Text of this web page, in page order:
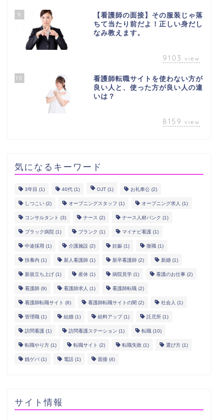
9
【看護師の面接】その服装じゃ落
ちて当たり前だよ！正しい身だし
なみ教えます。
9103 view
10
看護師転職サイトを使わない方が
良い人と、使った方が良い人の違
いは？
8159 view
気になるキーワード
3年目 (1) 40代 (1) OJT (1) お礼奉公 (2)
しつこい (2) オープニングスタッフ (1) オープニング求人 (1)
コンサルタント (3) ナース (2) ナース人材バンク (1)
ブラック病院 (1) ブランク (1) マイナビ看護 (1)
中途採用 (1) 介護施設 (2) 妊娠 (1) 復職 (1)
扶養内 (1) 新人看護師 (1) 新卒看護師 (2) 新婚 (1)
新規立ち上げ (1) 産休 (1) 病院見学 (1) 看護のお仕事 (2)
看護師 (9) 看護師求人 (1) 看護師転職 (2)
看護師転職サイト (6) 看護師転職サイトの闇 (2) 社会人 (1)
管理職 (1) 結婚 (1) 給料アップ(1) 託児所 (1)
訪問看護 (1) 訪問看護ステーション (1) 転職 (10)
転職やり方 (1) 転職サイト (2) 転職失敗 (1) 選び方 (1)
銭ゲバ (1) 電話 (1) 面接 (4)
サイト情報